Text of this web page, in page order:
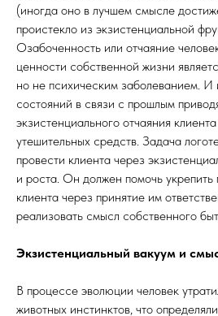
(иногда оно в лучшем смысле
проистекло из экзистенциальной
Озабоченность или отчаяние
ценности собственной жизни
но не психическим заболеванием. И
состояний в связи с прошлым
экзистенциального отчаяния
утешительных средств. Задача
провести клиента через
и роста. Он должен помочь укрепить
клиента через принятие им
реализовать смысл собственного
Экзистенциальный вакуум и
В процессе эволюции человек
животных инстинктов, что